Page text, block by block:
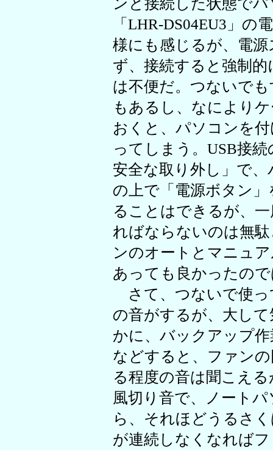
「LHR-DS04EU3」の
様にも感じるが、電
ず、接続すると強制
は不便だ。つないで
もあるし、なにより
おくと、パソコンを
ってしまう。USB接
安全な取り外し」で
の上で「電源ボタン
ることはできるが、
ればならないのは無
ンのオートとマニュ
あっても良かったの
さて、つないで使っ
の音がするが、大し
かに、バックアップ
などすると、ファン
る程度の音は聞こえ
風切り音で、ノート
ら、それほどうるさ
が連続しなくなれば